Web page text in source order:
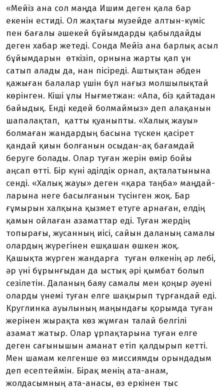
«Мейіз ана сол маңда Ишим де­ген қала бар
екенін естиді. Ол жақ­тағы музейде алтын-күміс
пен ба­ғалы әшекей бұйымдарды қа­был­дайды
деген хабар жетеді. Сон­да Мейіз ана барлық асыл
бұйым­дарын өткізіп, орнына жар­ты қап ұн
сатып алады да, нан пі­сі­реді. Аштықтан әбден
қажыған ба­лалар үшін бұл нағыз мол­шы­лық­тай
көрінген. Кіші ұлы Нығ­мет­жан: «Апа, біз қайтадан
байы­дық. Енді кедей болмаймыз» деп алақанын
шапалақтап, қатты қуа­ныпты. «Халық жауы»
бол­ма­ған жандардың басына түскен қасірет
қандай қиын болғанын осы­дан-ақ бағамдай
беруге бола­ды. Олар туған жерін өмір бойы
аңсап өтті. Бір күні әділдік орнап, ақталатынына
сенді. «Халық жауы» деген «қара таңба» маңдай­
ларына неге басылғанын түсінген жоқ. Бар
ғұмырын халқына қыз­мет етуге арнаған, елдің
қамын ойлаған азаматтар еді. Туған жер­дің
топырағы, жусанның иісі, сайын даланың самалы
олардың жүрегінен ешқашан өшкен жоқ.
Қашықта жүрген жандарға туған өлкенің әр лебі,
әр үні бұрынғыдан да ыстық әрі қымбат болып
сезі­летін. Даланың баяу самалы мен қоңыр әуені
оларды үнемі туған елге шақырып тұрғандай еді.
Круг­линка ауылының маңындағы қорымда туған
жерінен жырақта көз жұмған талай белгілі
азамат жатыр. Олар ұрпақтарына туған елге
деген сағынышын аманат етіп қал­дырып кетті.
Мен шамам кел­генше өз миссиямды орындадым
деп есептеймін. Бірақ менің ата-анам,
жолдасымның ата-анасы, өз еркінен тыс